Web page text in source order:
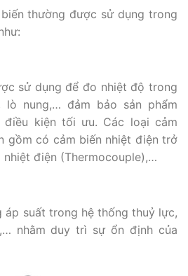
thường được sử dụng trong
sử dụng để đo nhiệt độ trong
lò nung,… đảm bảo sản phẩm
kiện tối ưu. Các loại cảm
gồm có cảm biến nhiệt điện trở
nhiệt điện (Thermocouple),…
áp suất trong hệ thống thuỷ lực,
nhằm duy trì sự ổn định của